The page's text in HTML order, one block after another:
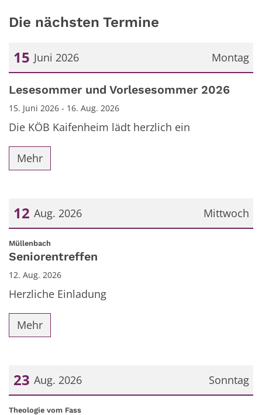
Die nächsten Termine
Montag
15 Juni 2026
Datum: 15. Juni 2026
Lesesommer und Vorlesesommer 2026
15. Juni 2026 - 16. Aug. 2026
Die KÖB Kaifenheim lädt herzlich ein
Mehr
Mittwoch
12 Aug. 2026
Datum: 12. August 2026
Müllenbach
Seniorentreffen
12. Aug. 2026
Herzliche Einladung
Mehr
Sonntag
23 Aug. 2026
Datum: 23. August 2026
Theologie vom Fass: